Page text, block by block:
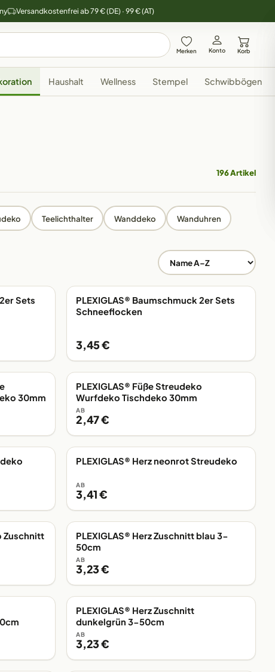
Versandkostenfrei ab 79 € (DE) · 99 € (AT)
Merken Konto Korb
Haushalt Wellness Stempel Schwibbögen
196 Artikel
Teelichthalter Wanddeko Wanduhren
Sets
EIGENE FERTIGUNG
PLEXIGLAS® Baumschmuck 2er Sets
Schneeflocken
3,45 €
30mm
EIGENE FERTIGUNG
PLEXIGLAS® Füße Streudeko
Wurfdeko Tischdeko 30mm
AB
2,47 €
EIGENE FERTIGUNG
PLEXIGLAS® Herz neonrot Streudeko
AB
3,41 €
Zuschnitt EIGENE FERTIGUNG
PLEXIGLAS® Herz Zuschnitt blau 3-
50cm
AB
3,23 €
EIGENE FERTIGUNG
PLEXIGLAS® Herz Zuschnitt
dunkelgrün 3-50cm
AB
3,23 €